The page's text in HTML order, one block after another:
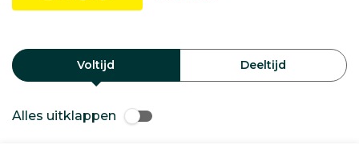
Voltijd Deeltijd
Alles uitklappen